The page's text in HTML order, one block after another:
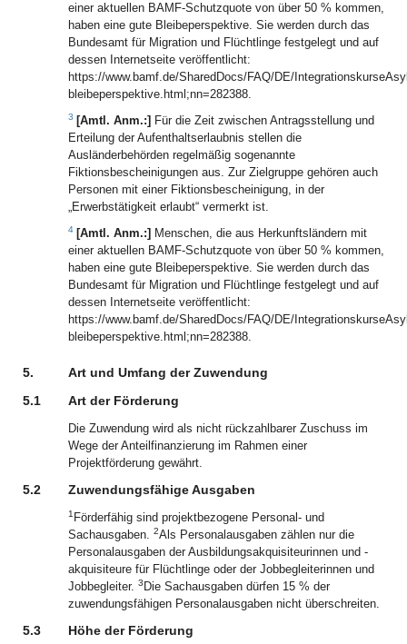
einer aktuellen BAMF-Schutzquote von über 50 % kommen,
haben eine gute Bleibeperspektive. Sie werden durch das
Bundesamt für Migration und Flüchtlinge festgelegt und auf
dessen Internetseite veröffentlicht:
https://www.bamf.de/SharedDocs/FAQ/DE/
bleibeperspektive.html;nn=282388.
3 [Amtl. Anm.:] Für die Zeit zwischen Antragsstellung und
Erteilung der Aufenthaltserlaubnis stellen die
Ausländerbehörden regelmäßig sogenannte
Fiktionsbescheinigungen aus. Zur Zielgruppe gehören auch
Personen mit einer Fiktionsbescheinigung, in der
„Erwerbstätigkeit erlaubt“ vermerkt ist.
4 [Amtl. Anm.:] Menschen, die aus Herkunftsländern mit
einer aktuellen BAMF-Schutzquote von über 50 % kommen,
haben eine gute Bleibeperspektive. Sie werden durch das
Bundesamt für Migration und Flüchtlinge festgelegt und auf
dessen Internetseite veröffentlicht:
https://www.bamf.de/SharedDocs/FAQ/DE/
bleibeperspektive.html;nn=282388.
5.
Art und Umfang der Zuwendung
5.1
Art der Förderung
Die Zuwendung wird als nicht rückzahlbarer Zuschuss im
Wege der Anteilfinanzierung im Rahmen einer
Projektförderung gewährt.
5.2 Zuwendungsfähige Ausgaben
1 Förderfähig sind projektbezogene Personal- und
Sachausgaben. 2Als Personalausgaben zählen nur die
Personalausgaben der Ausbildungsakquisiteurinnen und -
akquisiteure für Flüchtlinge oder der Jobbegleiterinnen und
Jobbegleiter. 3 Die Sachausgaben dürfen 15 % der
zuwendungsfähigen Personalausgaben nicht überschreiten.
5.3 Höhe der Förderung